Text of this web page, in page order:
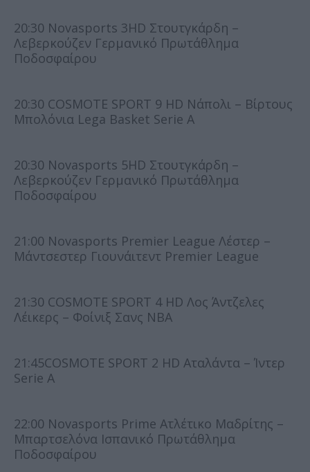
20:30 Novasports 3HD Στουτγκάρδη –
Λεβερκούζεν Γερμανικό Πρωτάθλημα
Ποδοσφαίρου
20:30 COSMOTE SPORT 9 HD Νάπολι – Βίρτους
Μπολόνια Lega Basket Serie A
20:30 Novasports 5HD Στουτγκάρδη –
Λεβερκούζεν Γερμανικό Πρωτάθλημα
Ποδοσφαίρου
21:00 Novasports Premier League Λέστερ –
Μάντσεστερ Γιουνάιτεντ Premier League
21:30 COSMOTE SPORT 4 HD Λος Άντζελες
Λέικερς – Φοίνιξ Σανς NBA
21:45COSMOTE SPORT 2 HD Αταλάντα – Ίντερ
Serie A
22:00 Novasports Prime Ατλέτικο Μαδρίτης –
Μπαρτσελόνα Ισπανικό Πρωτάθλημα
Ποδοσφαίρου